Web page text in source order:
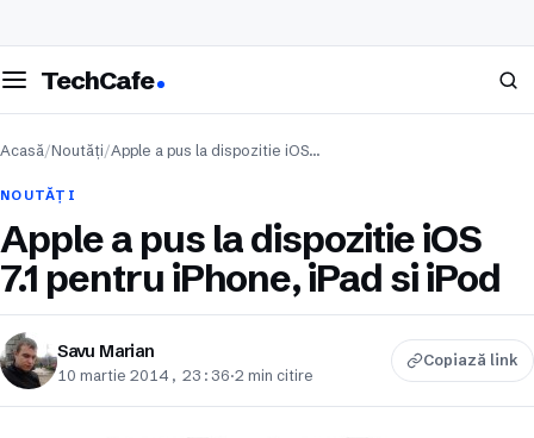
meniul
TechCafe Caută
Acasă/Noutăți/Apple a pus la dispozitie iOS…
NOUTĂȚI
Apple a pus la dispozitie iOS
7.1 pentru iPhone, iPad si iPod
Savu Marian
10 martie 2014, 23:36·2 min citire
Copiază link